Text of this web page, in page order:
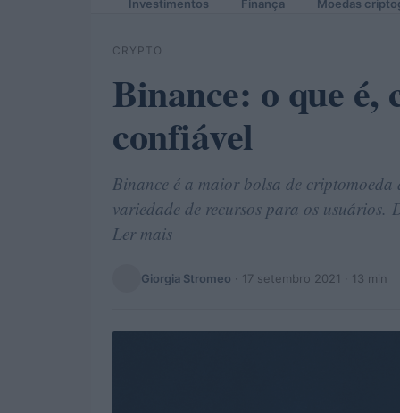
Investimentos Finança Moedas
CRYPTO
Binance: o que é,
confiável
Binance é a maior bolsa de criptomoeda
variedade de recursos para os usuários.
Ler mais
Giorgia Stromeo · 17 setembro 2021 · 13 min